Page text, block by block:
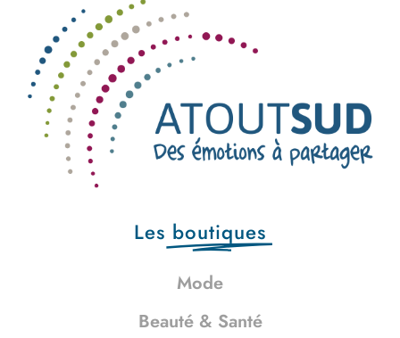
Les boutiques
Mode
Beauté & Santé